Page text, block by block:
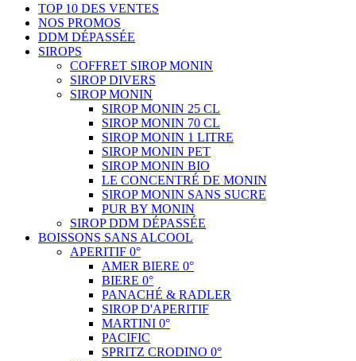
TOP 10 DES VENTES
NOS PROMOS
DDM DÉPASSÉE
SIROPS
COFFRET SIROP MONIN
SIROP DIVERS
SIROP MONIN
SIROP MONIN 25 CL
SIROP MONIN 70 CL
SIROP MONIN 1 LITRE
SIROP MONIN PET
SIROP MONIN BIO
LE CONCENTRÉ DE MONIN
SIROP MONIN SANS SUCRE
PUR BY MONIN
SIROP DDM DÉPASSÉE
BOISSONS SANS ALCOOL
APERITIF 0°
AMER BIERE 0°
BIERE 0°
PANACHÉ & RADLER
SIROP D'APERITIF
MARTINI 0°
PACIFIC
SPRITZ CRODINO 0°